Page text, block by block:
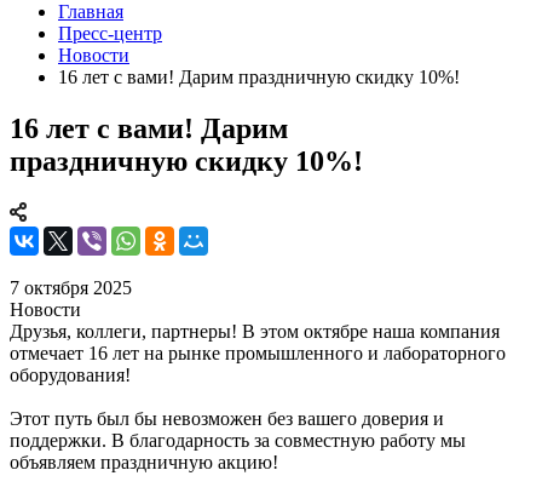
Главная
Пресс-центр
Новости
16 лет с вами! Дарим праздничную скидку 10%!
16 лет с вами! Дарим
праздничную скидку 10%!
7 октября 2025
Новости
Друзья, коллеги, партнеры! В этом октябре наша компания
отмечает 16 лет на рынке промышленного и лабораторного
оборудования!
Этот путь был бы невозможен без вашего доверия и
поддержки. В благодарность за совместную работу мы
объявляем праздничную акцию!